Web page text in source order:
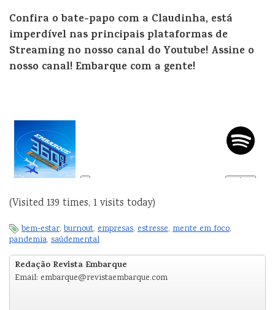
Confira o bate-papo com a Claudinha, está
imperdível nas principais plataformas de
Streaming no nosso canal do Youtube! Assine o
nosso canal! Embarque com a gente!
(Visited 139 times, 1 visits today)
bem-estar, burnout, empresas, estresse, mente em foco,
pandemia, saúdemental
Redação Revista Embarque
Email: embarque@revistaembarque.com